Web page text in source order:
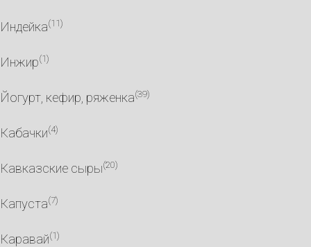
Индейка(11)
Инжир(1)
Йогурт, кефир, ряженка(39)
Кабачки(4)
Кавказские сыры(20)
Капуста(7)
Каравай(1)